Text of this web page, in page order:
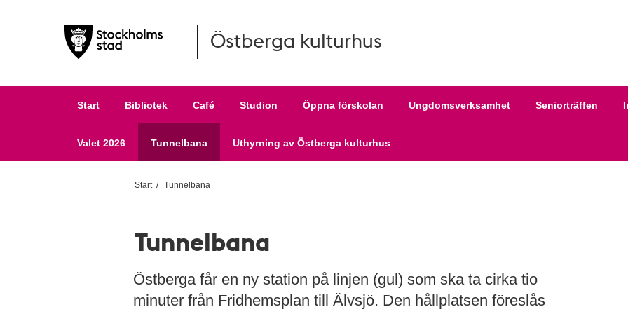
Hoppa till huvudinnehållet Östberga kulturhus
Start Bibliotek Café Studion Öppna förskolan Ungdomsverksamhet Seniorträffen
Valet 2026 Tunnelbana Uthyrning av Östberga kulturhus
Start Tunnelbana
Tunnelbana
Östberga får en ny station på linjen (gul) som ska ta cirka tio
minuter från Fridhemsplan till Älvsjö. Den hållplatsen föreslås